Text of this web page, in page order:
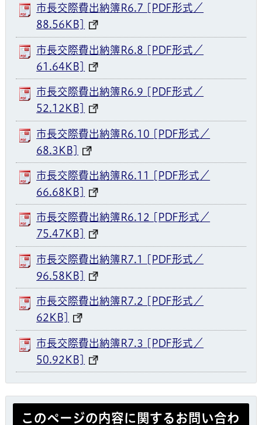
市長交際費出納簿R6.7 [PDF形式／
88.56KB]
市長交際費出納簿R6.8 [PDF形式／
61.64KB]
市長交際費出納簿R6.9 [PDF形式／
52.12KB]
市長交際費出納簿R6.10 [PDF形式／
68.3KB]
市長交際費出納簿R6.11 [PDF形式／
66.68KB]
市長交際費出納簿R6.12 [PDF形式／
75.47KB]
市長交際費出納簿R7.1 [PDF形式／
96.58KB]
市長交際費出納簿R7.2 [PDF形式／
62KB]
市長交際費出納簿R7.3 [PDF形式／
50.92KB]
このページの内容に関するお問い合わ